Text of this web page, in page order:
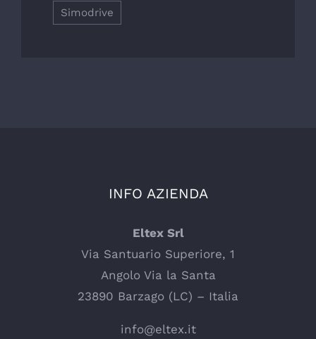
Simodrive
INFO AZIENDA
Eltex Srl
Via Santuario Superiore, 1
Angolo Via la Santa
23890 Barzago (LC) – Italia
info@eltex.it